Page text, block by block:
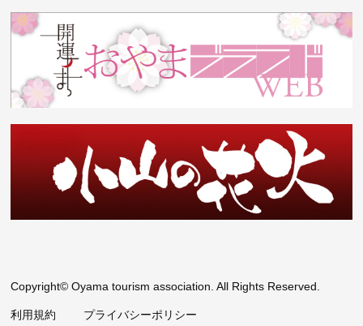
Copyright© Oyama tourism association. All Rights Reserved.
利用規約 プライバシーポリシー